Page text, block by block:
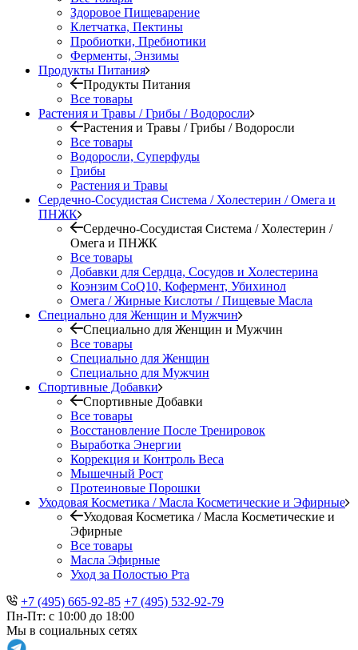
Здоровое Пищеварение
Клетчатка, Пектины
Пробиотки, Пребиотики
Ферменты, Энзимы
Продукты Питания
Продукты Питания
Все товары
Растения и Травы / Грибы / Водоросли
Растения и Травы / Грибы / Водоросли
Все товары
Водоросли, Суперфуды
Грибы
Растения и Травы
Сердечно-Сосудистая Система / Холестерин / Омега и
ПНЖК
Сердечно-Сосудистая Система / Холестерин /
Омега и ПНЖК
Все товары
Добавки для Сердца, Сосудов и Холестерина
Коэнзим CoQ10, Кофермент, Убихинол
Омега / Жирные Кислоты / Пищевые Масла
Специально для Женщин и Мужчин
Специально для Женщин и Мужчин
Все товары
Специально для Женщин
Специально для Мужчин
Спортивные Добавки
Спортивные Добавки
Все товары
Восстановление После Тренировок
Выработка Энергии
Коррекция и Контроль Веса
Мышечный Рост
Протеиновые Порошки
Уходовая Косметика / Масла Косметические и Эфирные
Уходовая Косметика / Масла Косметические и
Эфирные
Все товары
Масла Эфирные
Уход за Полостью Рта
+7 (495) 665-92-85 +7 (495) 532-92-79
Пн-Пт: с 10:00 до 18:00
Мы в социальных сетях